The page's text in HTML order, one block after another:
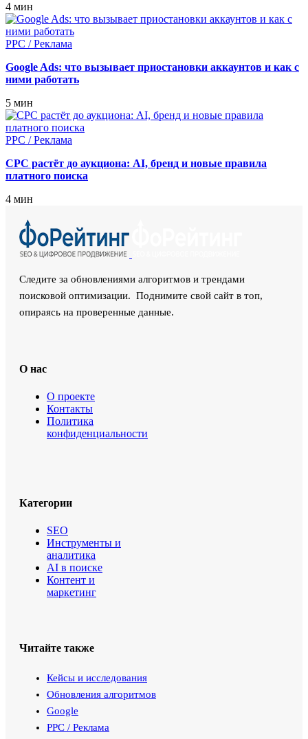
4 мин
PPC / Реклама
Google Ads: что вызывает приостановки аккаунтов и как с
ними работать
5 мин
PPC / Реклама
CPC растёт до аукциона: AI, бренд и новые правила
платного поиска
4 мин
Следите за обновлениями алгоритмов и трендами
поисковой оптимизации. Поднимите свой сайт в топ,
опираясь на проверенные данные.
О нас
О проекте
Контакты
Политика
конфиденциальности
Категории
SEO
Инструменты и
аналитика
AI в поиске
Контент и
маркетинг
Читайте также
Кейсы и исследования
Обновления алгоритмов
Google
PPC / Реклама